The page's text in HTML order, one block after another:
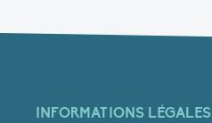
INFORMATIONS LÉGALES